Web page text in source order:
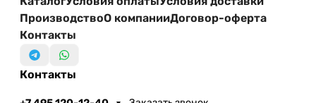
ПроизводствоО компанииДоговор-оферта
Контакты
Контакты